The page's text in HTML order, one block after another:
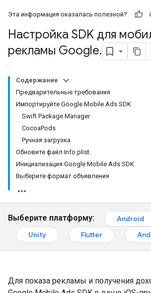
Эта информация оказалась полезной?
Настройка SDK для
рекламы Google.
Содержание
Предварительные требования
Импортируйте Google Mobile Ads SDK
Swift Package Manager
CocoaPods
Ручная загрузка
Обновите файл Info.plist.
Инициализация Google Mobile Ads SDK
Выберите формат объявления
Выберите платформу: Android
Unity
Flutter
Для показа рекламы и получения